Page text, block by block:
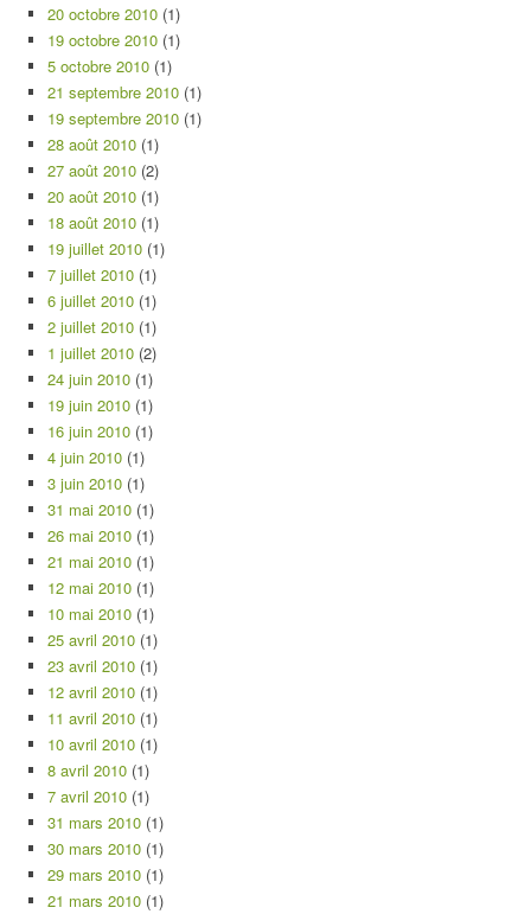
20 octobre 2010 (1)
19 octobre 2010 (1)
5 octobre 2010 (1)
21 septembre 2010 (1)
19 septembre 2010 (1)
28 août 2010 (1)
27 août 2010 (2)
20 août 2010 (1)
18 août 2010 (1)
19 juillet 2010 (1)
7 juillet 2010 (1)
6 juillet 2010 (1)
2 juillet 2010 (1)
1 juillet 2010 (2)
24 juin 2010 (1)
19 juin 2010 (1)
16 juin 2010 (1)
4 juin 2010 (1)
3 juin 2010 (1)
31 mai 2010 (1)
26 mai 2010 (1)
21 mai 2010 (1)
12 mai 2010 (1)
10 mai 2010 (1)
25 avril 2010 (1)
23 avril 2010 (1)
12 avril 2010 (1)
11 avril 2010 (1)
10 avril 2010 (1)
8 avril 2010 (1)
7 avril 2010 (1)
31 mars 2010 (1)
30 mars 2010 (1)
29 mars 2010 (1)
21 mars 2010 (1)